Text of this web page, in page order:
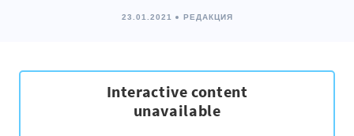
23.01.2021 РЕДАКЦИЯ